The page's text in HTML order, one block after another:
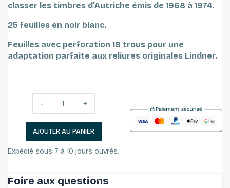
classer les timbres d'Autriche émis de 1968 à 1974.
25 feuilles en noir blanc.
Feuilles avec perforation 18 trous pour une
adaptation parfaite aux reliures originales Lindner.
- +
AJOUTER AU PANIER
Expédié sous 7 à 10 jours ouvrés.
Foire aux questions